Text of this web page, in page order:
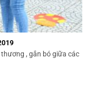
, gắn bó giữa các